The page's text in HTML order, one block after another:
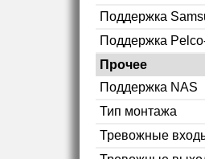
Поддержка
Поддержка
Прочее
Поддержка NAS
Тип монтажа
Тревожные